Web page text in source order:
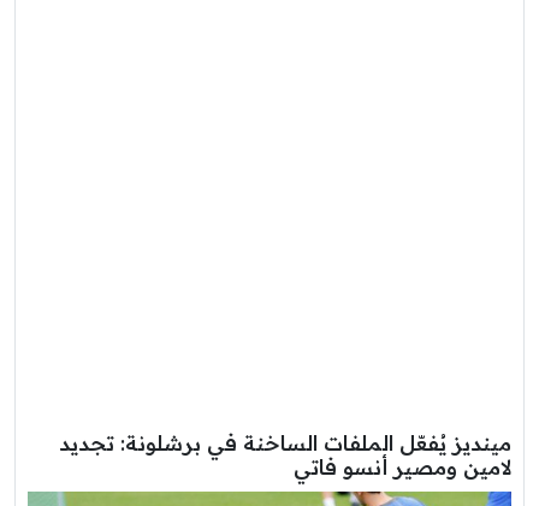
مينديز يُفعّل الملفات الساخنة في برشلونة: تجديد
لامين ومصير أنسو فاتي